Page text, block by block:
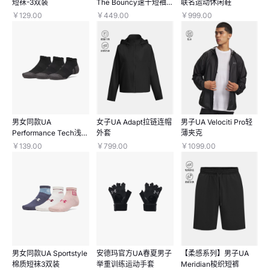
短袜-3双装
￥129.00
The Bouncy速干短袖T
恤
￥449.00
联名运动休闲鞋
￥999.00
男女同款UA
Performance Tech浅口
袜-3双装
￥139.00
女子UA Adapt拉链连帽
外套
￥799.00
男子UA Velociti Pro轻
薄夹克
￥1099.00
男女同款UA Sportstyle
棉质短袜3双装
安德玛官方UA春夏男子
举重训练运动手套
【柔感系列】男子UA
Meridian梭织短裤